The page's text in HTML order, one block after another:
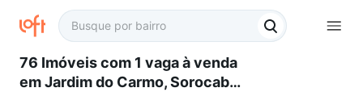
76 Imóveis com 1 vaga à venda
em Jardim do Carmo, Sorocaba,